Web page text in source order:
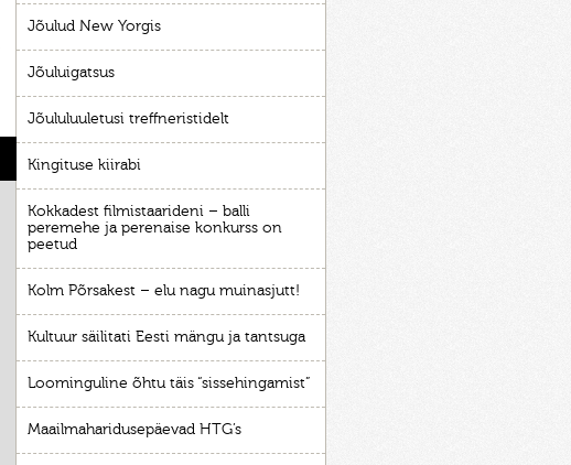
Jõulud New Yorgis
Jõuluigatsus
Jõululuuletusi treffneristidelt
Kingituse kiirabi
Kokkadest filmistaarideni – balli
peremehe ja perenaise konkurss on
peetud
Kolm Põrsakest – elu nagu muinasjutt!
Kultuur säilitati Eesti mängu ja tantsuga
Loominguline õhtu täis “sissehingamist”
Maailmaharidusepäevad HTG’s